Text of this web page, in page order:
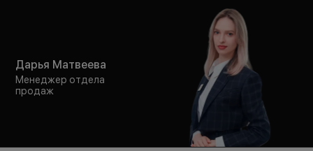
Дарья Матвеева
Менеджер отдела
продаж